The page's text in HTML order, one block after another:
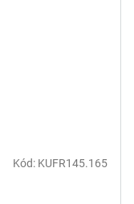
Kód: KUFR145.165